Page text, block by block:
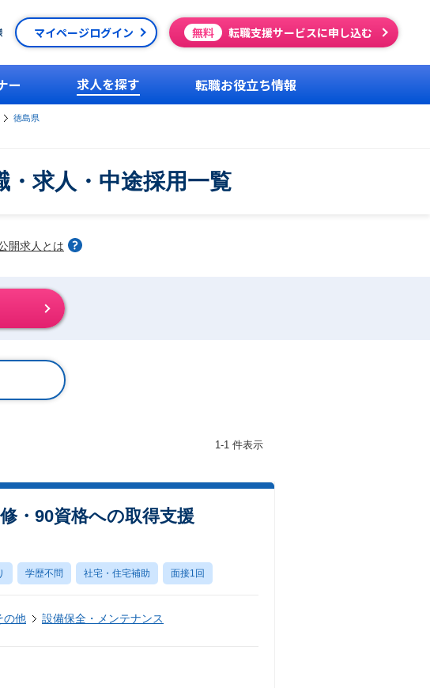
マイページログイン 無料 転職支援サービスに申し込む
ー 求人を探す 転職お役立ち情報
徳島県
・求人・中途採用一覧
開求人とは
1-1 件表示
・90資格への取得支援
学歴不問 社宅・住宅補助 面接1回
の他 設備保全・メンテナンス